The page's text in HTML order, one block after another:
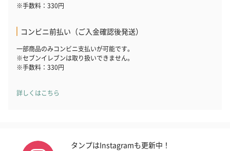
※手数料：330円
コンビニ前払い（ご入金確認後発送）
一部商品のみコンビニ支払いが可能です。
※セブンイレブンは取り扱いできません。
※手数料：330円
詳しくはこちら
タンプはInstagramも更新中！